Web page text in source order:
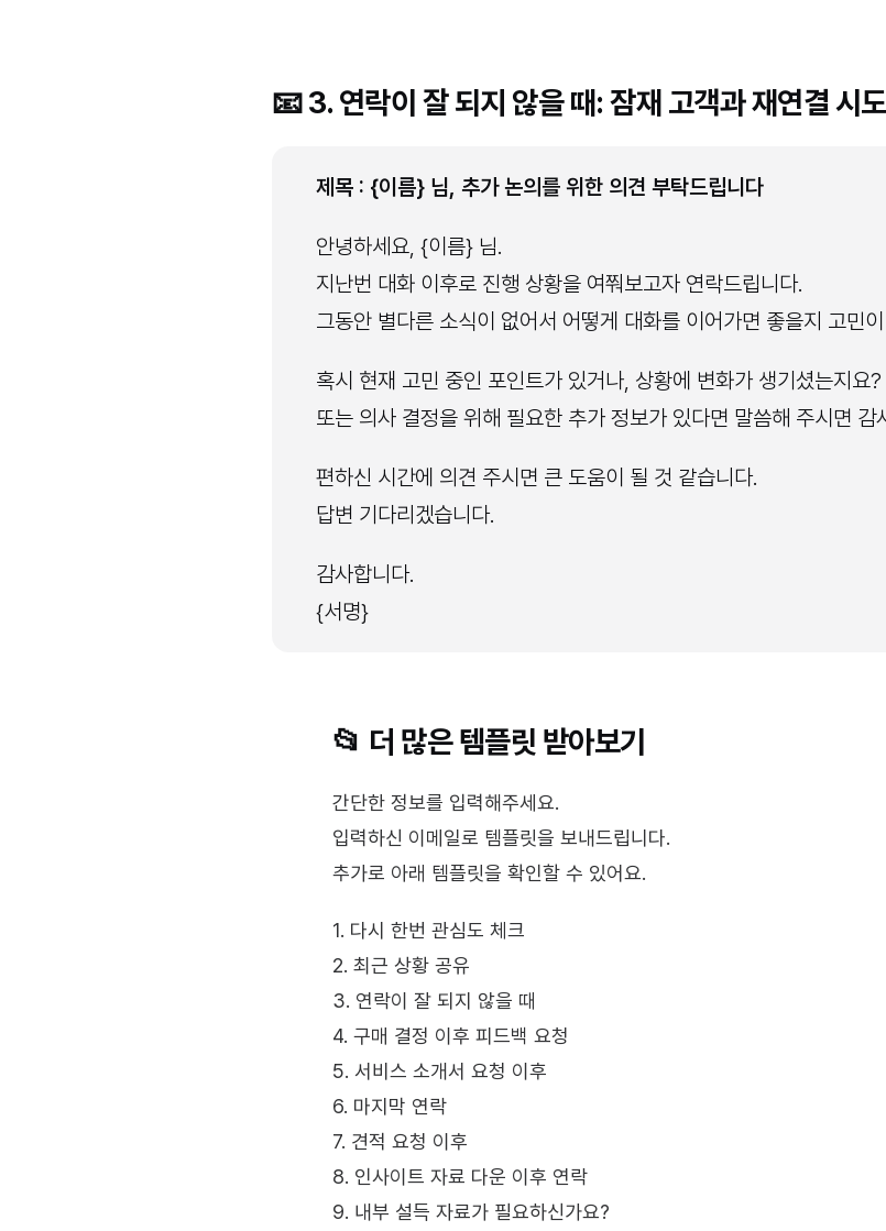
📧 3. 연락이 잘 되지 않을 때: 잠재 고객과 재연결 시도
제목 : {이름} 님, 추가 논의를 위한 의견 부탁드립니다
안녕하세요, {이름} 님.
지난번 대화 이후로 진행 상황을 여쭤보고자 연락드립니다.
그동안 별다른 소식이 없어서 어떻게 대화를 이어가면 좋을지 고민
혹시 현재 고민 중인 포인트가 있거나, 상황에 변화가 생기셨는지요?
또는 의사 결정을 위해 필요한 추가 정보가 있다면 말씀해 주시면 감
편하신 시간에 의견 주시면 큰 도움이 될 것 같습니다.
답변 기다리겠습니다.
감사합니다.
{서명}
📂 더 많은 템플릿 받아보기
간단한 정보를 입력해주세요.
입력하신 이메일로 템플릿을 보내드립니다.
추가로 아래 템플릿을 확인할 수 있어요.
1. 다시 한번 관심도 체크
2. 최근 상황 공유
3. 연락이 잘 되지 않을 때
4. 구매 결정 이후 피드백 요청
5. 서비스 소개서 요청 이후
6. 마지막 연락
7. 견적 요청 이후
8. 인사이트 자료 다운 이후 연락
9. 내부 설득 자료가 필요하신가요?